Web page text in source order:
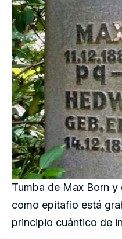
Tumba de Max Born
como epitafio está
principio cuántico de